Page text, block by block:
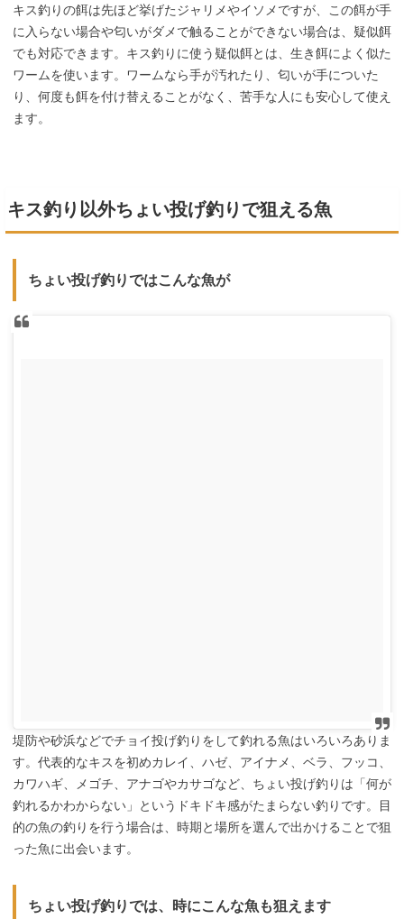
キス釣りの餌は先ほど挙げたジャリメやイソメですが、この餌が手
に入らない場合や匂いがダメで触ることができない場合は、疑似餌
でも対応できます。キス釣りに使う疑似餌とは、生き餌によく似た
ワームを使います。ワームなら手が汚れたり、匂いが手についた
り、何度も餌を付け替えることがなく、苦手な人にも安心して使え
ます。
キス釣り以外ちょい投げ釣りで狙える魚
ちょい投げ釣りではこんな魚が
堤防や砂浜などでチョイ投げ釣りをして釣れる魚はいろいろありま
す。代表的なキスを初めカレイ、ハゼ、アイナメ、ベラ、フッコ、
カワハギ、メゴチ、アナゴやカサゴなど、ちょい投げ釣りは「何が
釣れるかわからない」というドキドキ感がたまらない釣りです。目
的の魚の釣りを行う場合は、時期と場所を選んで出かけることで狙
った魚に出会います。
ちょい投げ釣りでは、時にこんな魚も狙えます